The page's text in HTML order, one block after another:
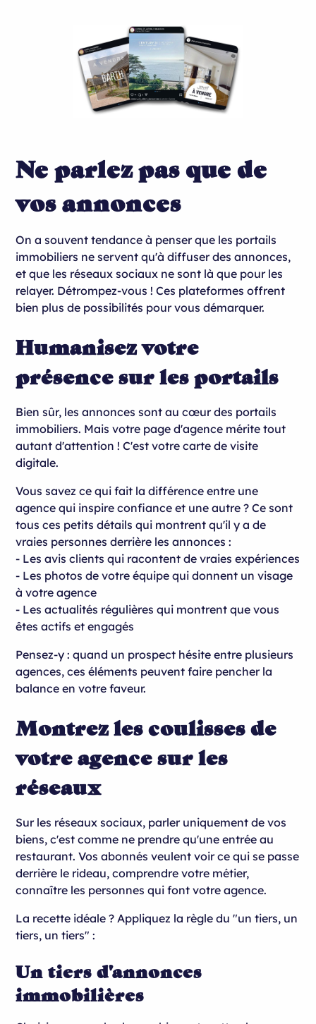
Ne parlez pas que de
vos annonces
On a souvent tendance à penser que les portails
immobiliers ne servent qu'à diffuser des annonces,
et que les réseaux sociaux ne sont là que pour les
relayer. Détrompez-vous ! Ces plateformes offrent
bien plus de possibilités pour vous démarquer.
Humanisez votre
présence sur les portails
Bien sûr, les annonces sont au cœur des portails
immobiliers. Mais votre page d'agence mérite tout
autant d'attention ! C'est votre carte de visite
digitale.
Vous savez ce qui fait la différence entre une
agence qui inspire confiance et une autre ? Ce sont
tous ces petits détails qui montrent qu'il y a de
vraies personnes derrière les annonces :
- Les avis clients qui racontent de vraies expériences
- Les photos de votre équipe qui donnent un visage
à votre agence
- Les actualités régulières qui montrent que vous
êtes actifs et engagés
Pensez-y : quand un prospect hésite entre plusieurs
agences, ces éléments peuvent faire pencher la
balance en votre faveur.
Montrez les coulisses de
votre agence sur les
réseaux
Sur les réseaux sociaux, parler uniquement de vos
biens, c'est comme ne prendre qu'une entrée au
restaurant. Vos abonnés veulent voir ce qui se passe
derrière le rideau, comprendre votre métier,
connaître les personnes qui font votre agence.
La recette idéale ? Appliquez la règle du "un tiers, un
tiers, un tiers" :
Un tiers d'annonces
immobilières